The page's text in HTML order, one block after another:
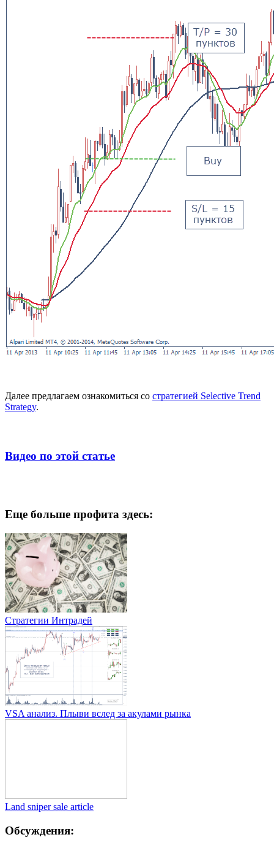
Далее предлагаем ознакомиться со стратегией Selective Trend
Strategy.
Видео по этой статье
Еще больше профита здесь:
Стратегии Интрадей
VSA анализ. Плыви вслед за акулами рынка
Land sniper sale article
Обсуждения: